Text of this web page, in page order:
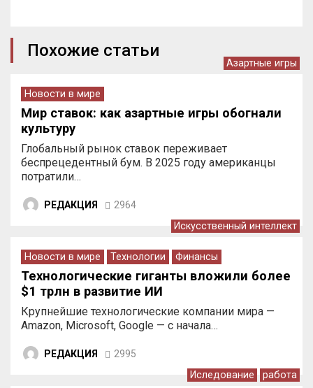
Похожие статьи
Азартные игры
Новости в мире
Мир ставок: как азартные игры обогнали
культуру
Глобальный рынок ставок переживает
беспрецедентный бум. В 2025 году американцы
потратили…
РЕДАКЦИЯ 2964
Искусственный интеллект
Новости в мире Технологии Финансы
Технологические гиганты вложили более
$1 трлн в развитие ИИ
Крупнейшие технологические компании мира —
Amazon, Microsoft, Google — с начала…
РЕДАКЦИЯ 2995
Иследование работа